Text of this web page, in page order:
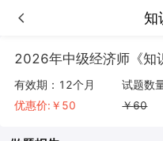
知
知识产权
2026年中级经济师《知
有效期： 12个月
优惠价:￥ 50
试题数
￥60